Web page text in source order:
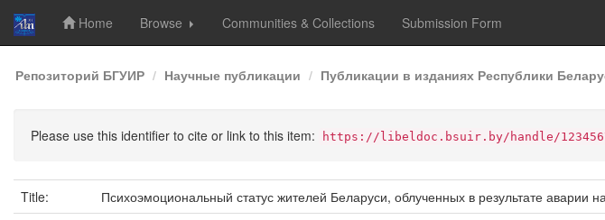
Skip
navigation
Home Browse Communities & Collections Submission Form
Репозиторий БГУИР Научные публикации Публикации в изданиях Республики
Please use this identifier to cite or link to this item: https://libeldoc.bsuir.by/handle/
Title:
Психоэмоциональный статус жителей Беларуси, облученных в результате аварии